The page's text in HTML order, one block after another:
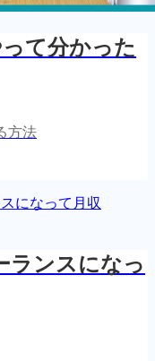
て分かった
方法
ランスになっ